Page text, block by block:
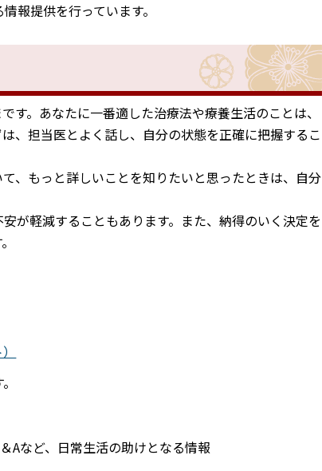
報提供を行っています。
。あなたに一番適した治療法や療養生活のことは、
、担当医とよく話し、自分の状態を正確に把握するこ
、もっと詳しいことを知りたいと思ったときは、自分
が軽減することもあります。また、納得のいく決定を
Aなど、日常生活の助けとなる情報